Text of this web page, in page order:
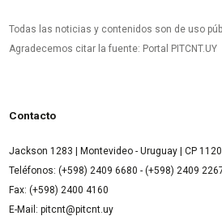
Todas las noticias y contenidos son de uso
Agradecemos citar la fuente: Portal PITCNT.UY
Contacto
Jackson 1283 | Montevideo - Uruguay | CP
Teléfonos: (+598) 2409 6680 - (+598) 2409
Fax: (+598) 2400 4160
E-Mail: pitcnt@pitcnt.uy